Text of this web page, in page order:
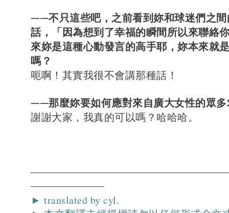
——不只這些吧，之前看到妳和球迷們之
話，「因為想到了幸福的瞬間所以來聯絡
來妳是這種心動發言的高手耶，妳本來就
嗎？
呃啊！其實我很不會講那種話！
——那麼妳要如何應對來自廣大女性的眾多
謝謝大家，我真的可以嗎？哈哈哈。
► translated by cyl.